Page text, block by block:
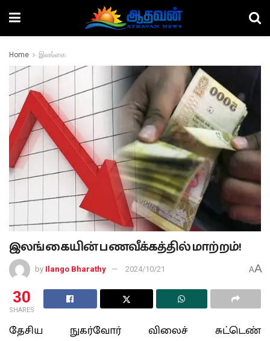
Home இலங்கை
இலங்கையின் பணவீக்கத்தில் மாற்றம்!
by Ilango Bharathy 2024/10/21 AA
30
SHARES
தேசிய நுகர்வோர் விலைச் சுட்டெண்